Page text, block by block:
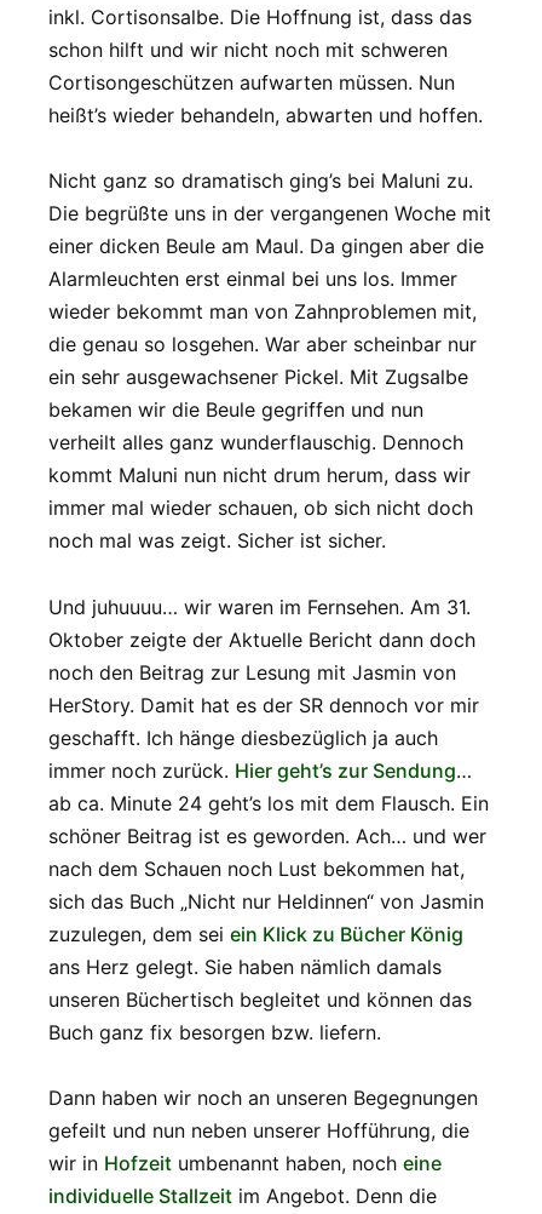
inkl. Cortisonsalbe. Die Hoffnung ist, dass das
schon hilft und wir nicht noch mit schweren
Cortisongeschützen aufwarten müssen. Nun
heißt’s wieder behandeln, abwarten und hoffen.
Nicht ganz so dramatisch ging’s bei Maluni zu.
Die begrüßte uns in der vergangenen Woche mit
einer dicken Beule am Maul. Da gingen aber die
Alarmleuchten erst einmal bei uns los. Immer
wieder bekommt man von Zahnproblemen mit,
die genau so losgehen. War aber scheinbar nur
ein sehr ausgewachsener Pickel. Mit Zugsalbe
bekamen wir die Beule gegriffen und nun
verheilt alles ganz wunderflauschig. Dennoch
kommt Maluni nun nicht drum herum, dass wir
immer mal wieder schauen, ob sich nicht doch
noch mal was zeigt. Sicher ist sicher.
Und juhuuuu… wir waren im Fernsehen. Am 31.
Oktober zeigte der Aktuelle Bericht dann doch
noch den Beitrag zur Lesung mit Jasmin von
HerStory. Damit hat es der SR dennoch vor mir
geschafft. Ich hänge diesbezüglich ja auch
immer noch zurück. Hier geht’s zur Sendung…
ab ca. Minute 24 geht’s los mit dem Flausch. Ein
schöner Beitrag ist es geworden. Ach… und wer
nach dem Schauen noch Lust bekommen hat,
sich das Buch „Nicht nur Heldinnen“ von Jasmin
zuzulegen, dem sei ein Klick zu Bücher König
ans Herz gelegt. Sie haben nämlich damals
unseren Büchertisch begleitet und können das
Buch ganz fix besorgen bzw. liefern.
Dann haben wir noch an unseren Begegnungen
gefeilt und nun neben unserer Hofführung, die
wir in Hofzeit umbenannt haben, noch eine
individuelle Stallzeit im Angebot. Denn die